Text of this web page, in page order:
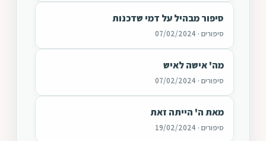
סיפור מבהיל על דמי שדכנות
סיפורים · 07/02/2024
מה' אישה לאיש
סיפורים · 07/02/2024
מאת ה' הייתה זאת
סיפורים · 19/02/2024